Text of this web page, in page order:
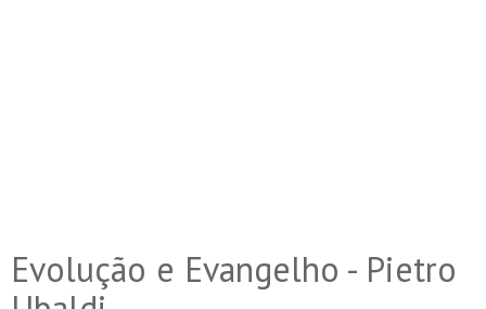
Evolução e Evangelho - Pietro